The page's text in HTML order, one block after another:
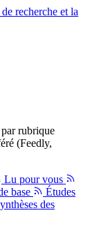
recherche et la
rubrique
(Feedly,
Lu pour vous
base
Études
des